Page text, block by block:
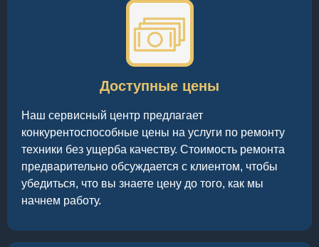
Доступные цены
Наш сервисный центр предлагает
конкурентоспособные цены на услуги по ремонту
техники без ущерба качеству. Стоимость ремонта
предварительно обсуждается с клиентом, чтобы
убедиться, что вы знаете цену до того, как мы
начнем работу.